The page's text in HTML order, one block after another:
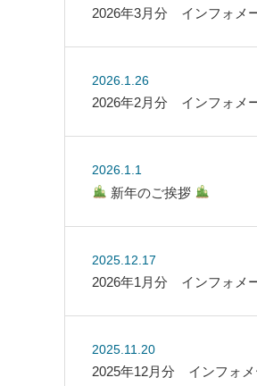
2026年3月分 インフォメ
2026.1.26
2026年2月分 インフォメ
2026.1.1
新年のご挨拶
2025.12.17
2026年1月分 インフォメ
2025.11.20
2025年12月分 インフォメ